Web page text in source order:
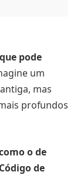
pode
um
mas
profundos
o de
de